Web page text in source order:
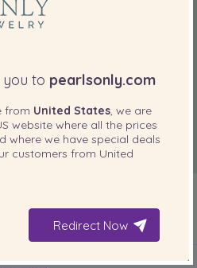
ENTHALTEN
to pearlsonly.com
from United States, we are
website where all the prices
where we have special deals
customers from United
Redirect Now